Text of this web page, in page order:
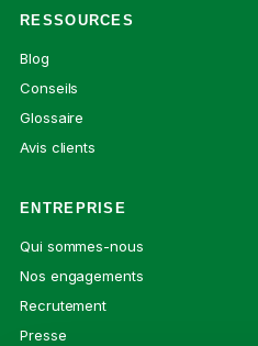
RESSOURCES
Blog
Conseils
Glossaire
Avis clients
ENTREPRISE
Qui sommes-nous
Nos engagements
Recrutement
Presse